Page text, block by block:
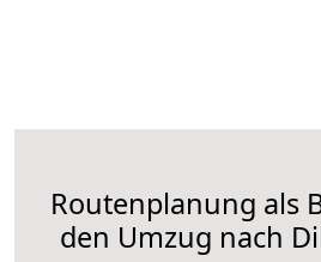
Routenplanung als
den Umzug nach